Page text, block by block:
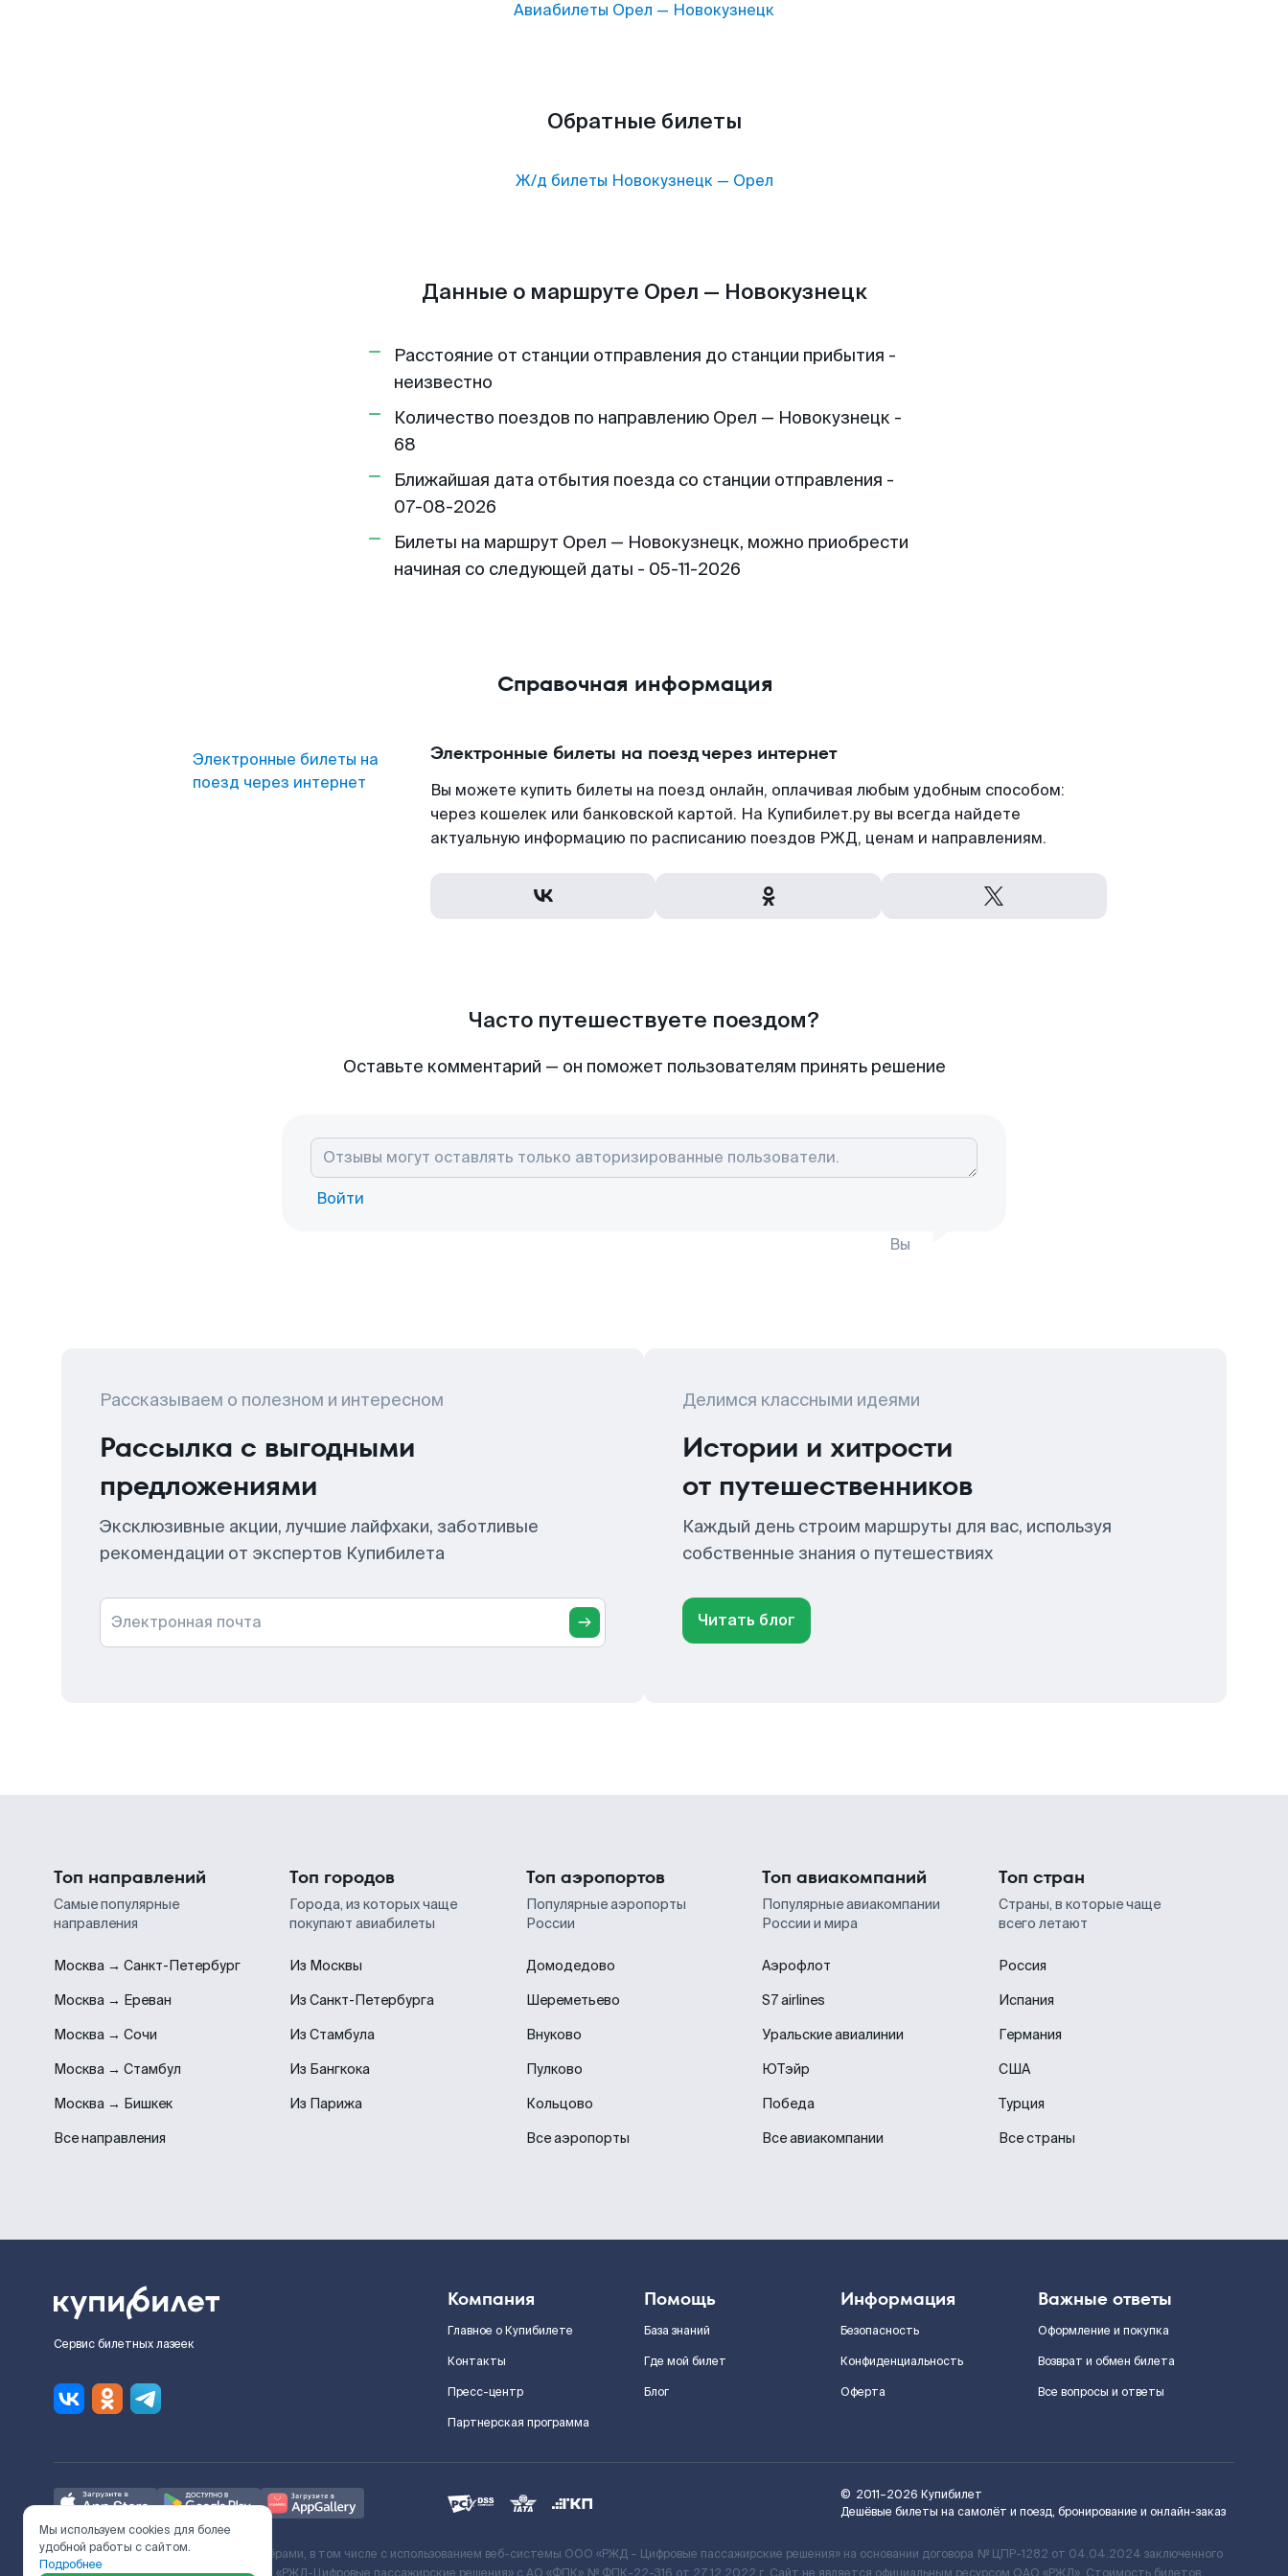
Авиабилеты Орел — Новокузнецк
Обратные билеты
Ж/д билеты Новокузнецк— Орел
Данные о маршруте Орел — Новокузнецк
Расстояние от станции отправления до станции прибытия -
неизвестно
Количество поездов по направлению Орел — Новокузнецк -
68
Ближайшая дата отбытия поезда со станции отправления -
07-08-2026
Билеты на маршрут Орел — Новокузнецк, можно приобрести
начиная со следующей даты - 05-11-2026
Справочная информация
Электронные билеты на
поезд через интернет
Электронные билеты на поезд через интернет
Вы можете купить билеты на поезд онлайн, оплачивая любым удобным способом:
через кошелек или банковской картой. На Купибилет.ру вы всегда найдете
актуальную информацию по расписанию поездов РЖД, ценам и направлениям.
Часто путешествуете поездом?
Оставьте комментарий — он поможет пользователям принять решение
Войти
Вы
Рассказываем о полезном и интересном
Рассылка с выгодными
предложениями
Эксклюзивные акции, лучшие лайфхаки, заботливые
рекомендации от экспертов Купибилета
Электронная почта
Делимся классными идеями
Истории и хитрости
от путешественников
Каждый день строим маршруты для вас, используя
собственные знания о путешествиях
Читать блог
Топ направлений
Самые популярные
направления
Москва → Санкт-Петербург
Москва → Ереван
Москва → Сочи
Москва → Стамбул
Москва → Бишкек
Все направления
Топ городов
Города, из которых чаще
покупают авиабилеты
Из Москвы
Из Санкт-Петербурга
Из Стамбула
Из Бангкока
Из Парижа
Топ аэропортов
Популярные аэропорты
России
Домодедово
Шереметьево
Внуково
Пулково
Кольцово
Все аэропорты
Топ авиакомпаний
Популярные авиакомпании
России и мира
Аэрофлот
S7 airlines
Уральские авиалинии
ЮТэйр
Победа
Все авиакомпании
Топ стран
Страны, в которые чаще
всего летают
Россия
Испания
Германия
США
Турция
Все страны
Сервис билетных лазеек
Компания
Главное о Купибилете
Контакты
Пресс-центр
Партнерская программа
Помощь
База знаний
Где мой билет
Блог
Информация
Безопасность
Конфиденциальность
Оферта
Важные ответы
Оформление и покупка
Возврат и обмен билета
Все вопросы и ответы
© 2011–2026 Купибилет
Дешёвые билеты на самолёт и поезд, бронирование и онлайн-заказ
Ж/Д билеты предоставляются партнёрами, в том числе с использованием веб-системы ООО «РЖД – Цифровые пассажирские решения» на основании договора № ЦПР-1282 от 04.04.2024 заключенного
Мы используем cookies для более
удобной работы с сайтом.
Подробнее